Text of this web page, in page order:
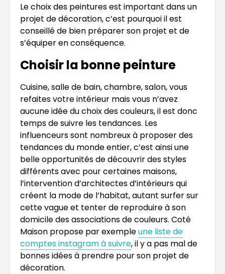
Le choix des peintures est important dans un
projet de décoration, c’est pourquoi il est
conseillé de bien préparer son projet et de
s’équiper en conséquence.
Choisir la bonne peinture
Cuisine, salle de bain, chambre, salon, vous
refaites votre intérieur mais vous n’avez
aucune idée du choix des couleurs, il est donc
temps de suivre les tendances. Les
influenceurs sont nombreux à proposer des
tendances du monde entier, c’est ainsi une
belle opportunités de découvrir des styles
différents avec pour certaines maisons,
l’intervention d’architectes d’intérieurs qui
créent la mode de l’habitat, autant surfer sur
cette vague et tenter de reproduire à son
domicile des associations de couleurs. Coté
Maison propose par exempleune liste de
comptes instagram à suivre, il y a pas mal de
bonnes idées à prendre pour son projet de
décoration.